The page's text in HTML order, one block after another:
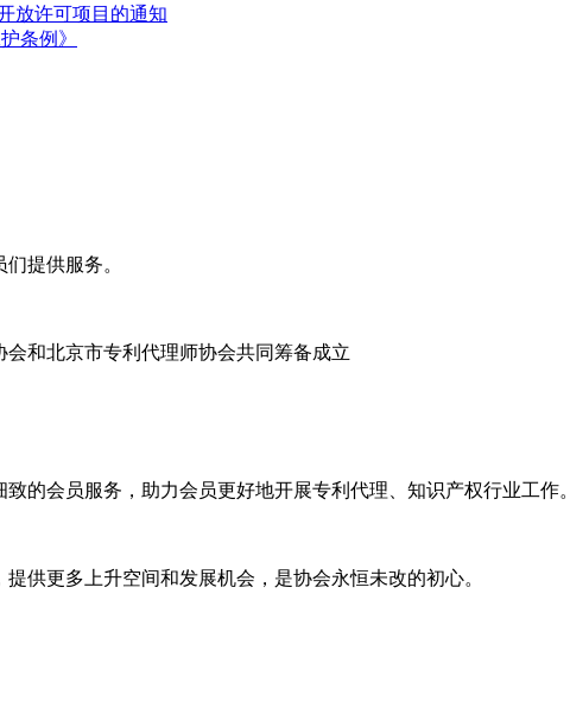
放许可项目的通知
条例》
提供服务。
和北京市专利代理师协会共同筹备成立
的会员服务，助力会员更好地开展专利代理、知识产权行业工作。
供更多上升空间和发展机会，是协会永恒未改的初心。